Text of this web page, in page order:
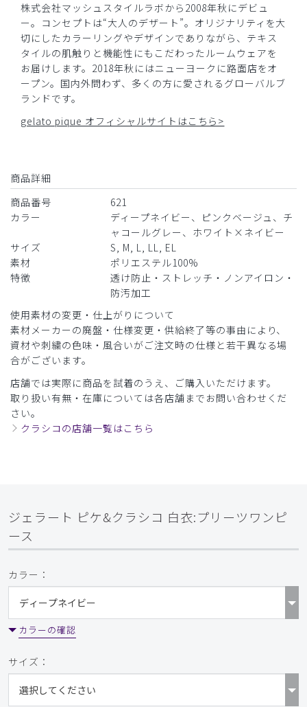
​1 ​2
株式会社マッシュスタイルラボから2008年秋にデビュ
ー。コンセプトは“大人のデザート”。オリジナリティを大
切にしたカラーリングやデザインでありながら、テキス
タイルの肌触りと機能性にもこだわったルームウェアを
お届けします。2018年秋にはニューヨークに路面店をオ
ープン。国内外問わず、多くの方に愛されるグローバルブ
ランドです。
gelato pique オフィシャルサイトはこちら>
商品詳細
商品番号
621
カラー
ディープネイビー、ピンクベージュ、チ
ャコールグレー、ホワイト×ネイビー
サイズ
S, M, L, LL, EL
素材
ポリエステル100%
特徴
透け防止・ストレッチ・ノンアイロン・
防汚加工
使用素材の変更・仕上がりについて
素材メーカーの廃盤・仕様変更・供給終了等の事由により、
資材や刺繍の色味・風合いがご注文時の仕様と若干異なる場
合がございます。
店舗では実際に商品を試着のうえ、ご購入いただけます。
取り扱い有無・在庫については各店舗までお問い合わせくだ
さい。
クラシコの店舗一覧はこちら
ジェラート ピケ&クラシコ 白衣:プリーツワンピ
ース
カラー：
カラーの確認
サイズ：